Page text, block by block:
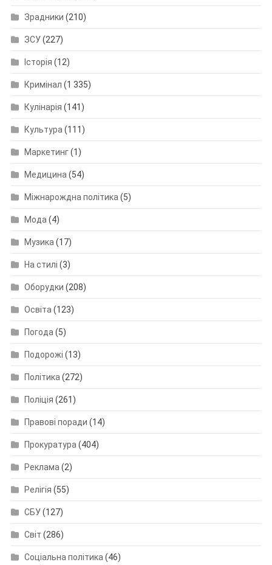
Зрадники (210)
ЗСУ(227)
Історія (12)
Кримінал (1 335)
Кулінарія (141)
Культура (111)
Маркетинг(1)
Медицина (54)
Міжнарождна політика (5)
Мода (4)
Музика (17)
На стилі (3)
Оборудки (208)
Освіта (123)
Погода (5)
Подорожі (13)
Політика (272)
Поліція (261)
Правові поради (14)
Прокуратура (404)
Реклама (2)
Релігія (55)
СБУ(127)
Світ (286)
Соціальна політика (46)